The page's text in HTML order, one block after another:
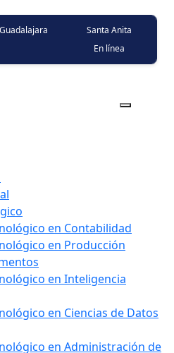
Guadalajara
Santa Anita
En línea
en Contabilidad
en Producción
en Inteligencia
en Ciencias de Datos
en Administración de